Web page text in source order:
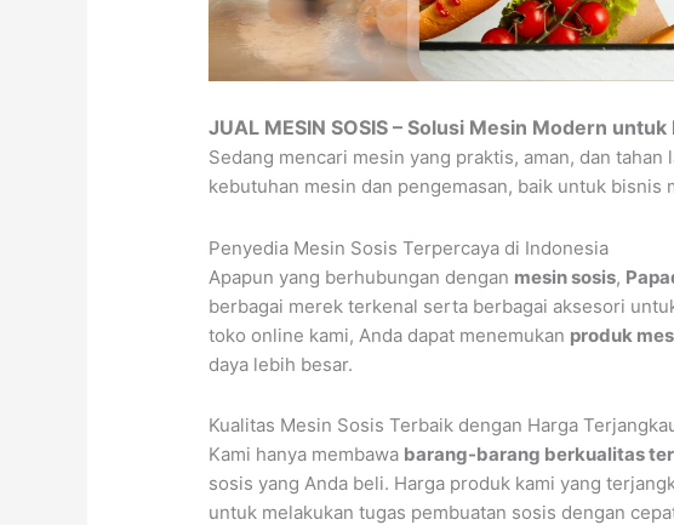
JUAL MESIN SOSIS – Solusi Mesin Modern
Sedang mencari mesin yang praktis, aman, dan
kebutuhan mesin dan pengemasan, baik untuk bisnis
Penyedia Mesin Sosis Terpercaya di Indonesia
Apapun yang berhubungan dengan mesin sosis,
berbagai merek terkenal serta berbagai aksesori
toko online kami, Anda dapat menemukan produk
daya lebih besar.
Kualitas Mesin Sosis Terbaik dengan Harga
Kami hanya membawa barang-barang berkualitas
sosis yang Anda beli. Harga produk kami yang
untuk melakukan tugas pembuatan sosis dengan